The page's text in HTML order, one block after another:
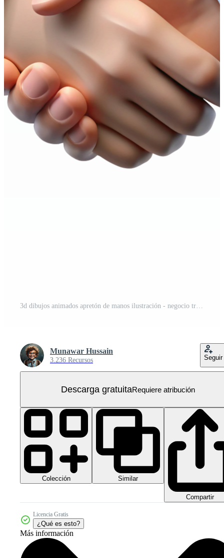
3d dibujos animados apretón de manos ilustración - negocio trato, camaradería concepto PNG Gratis
Munawar Hussain
3.236 Recursos Seguir
Descarga gratuitaRequiere atribución
Colección Similar
Compartir
Licencia Gratis
¿Qué es esto?
Más información